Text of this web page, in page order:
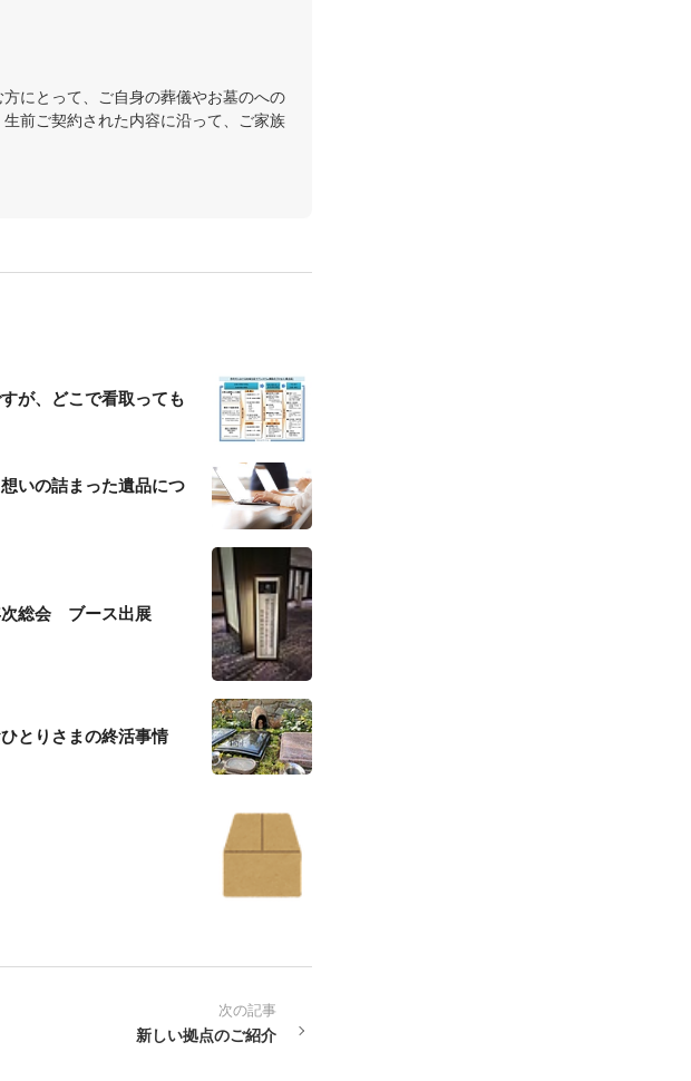
にとって、ご自身の葬儀やお墓のへの
前ご契約された内容に沿って、ご家族
が、どこで看取っても
いの詰まった遺品につ
次総会 ブース出展
とりさまの終活事情
次の記事
新しい拠点のご紹介